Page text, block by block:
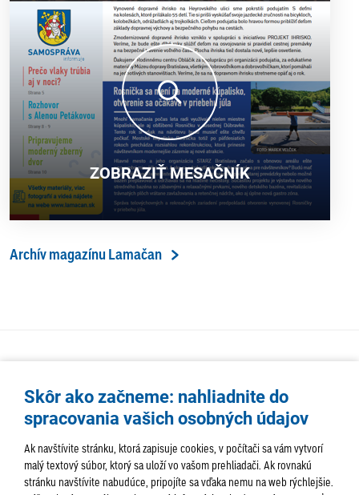
ZOBRAZIŤ MESAČNÍK
Archív magazínu Lamačan
AKTUALITY TÉMA SAMOSPRÁVA
Skôr ako začneme: nahliadnite do
spracovania vašich osobných údajov
Ak navštívite stránku, ktorá zapisuje cookies, v počítači sa vám vytvorí
malý textový súbor, ktorý sa uloží vo vašom prehliadači. Ak rovnakú
stránku navštívite nabudúce, pripojíte sa vďaka nemu na web rýchlejšie.